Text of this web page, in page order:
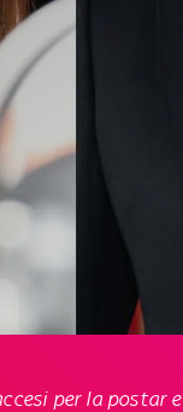
per la postar e